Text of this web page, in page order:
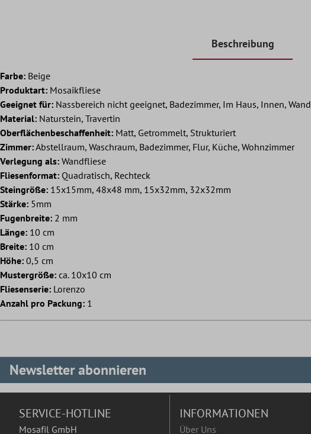
Beschreibung
Farbe: Beige
Produktart: Mosaikfliese
Geeignet für: Nassbereich nicht geeignet, Badezimmer, Im Haus, Innen, Wand
Material: Naturstein, Travertin
Oberflächenbeschaffenheit: Matt, Getrommelt, Strukturiert
Zimmer:Abstellraum, Waschraum, Badezimmer, Flur, Küche, Wohnzimmer
Verlegung als: Wandfliese
Fliesenformat: Quadratisch, Rechteck
Steingröße: 15x15mm, 48x48 mm, 15x32mm, 32x32mm
Stärke: 5mm
Fugenbreite: 2 mm
Länge: 10 cm
Breite: 10 cm
Höhe: 0,5 cm
Mustergröße: ca. 10x10 cm
Fliesenserie: Lorenzo
Anzahl pro Packung: 1
Newsletter abonnieren
SERVICE-HOTLINE
Mosafil GmbH
INFORMATIONEN
Über Uns